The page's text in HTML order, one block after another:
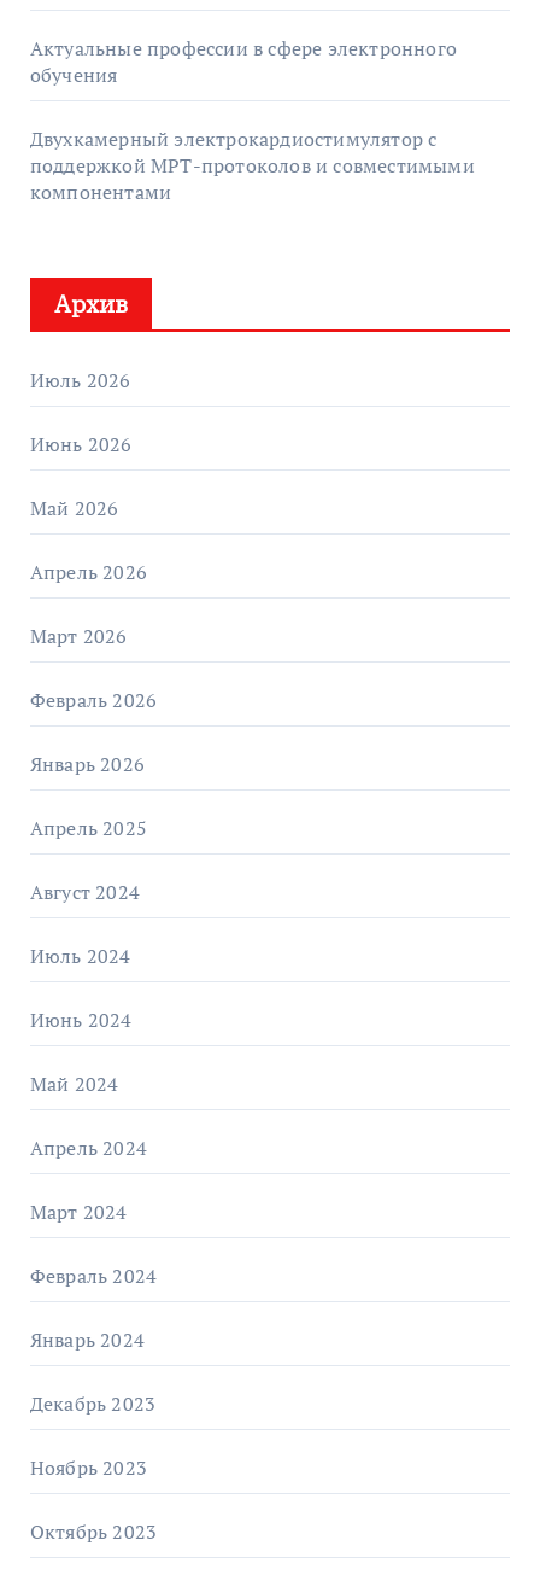
Актуальные профессии в сфере электронного
обучения
Двухкамерный электрокардиостимулятор с
поддержкой МРТ-протоколов и совместимыми
компонентами
Архив
Июль 2026
Июнь 2026
Май 2026
Апрель 2026
Март 2026
Февраль 2026
Январь 2026
Апрель 2025
Август 2024
Июль 2024
Июнь 2024
Май 2024
Апрель 2024
Март 2024
Февраль 2024
Январь 2024
Декабрь 2023
Ноябрь 2023
Октябрь 2023